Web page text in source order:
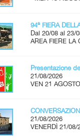
94ª FIERA
Dal 20/08 al 23/
AREA FIERE LA
Presentazione
21/08/2026
VEN 21
21/08/2026
VENERDÌ 21/08/